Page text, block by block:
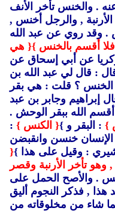
. والخنس تأخر الأنف
, والرجل أخنس ,
. وقد روي عن عبد الله
أقسم بالخنس }{ هي
عن أبي إسحاق عن
: قال لي عبد الله بن
؟ قلت : هي بقر
إبراهيم وجابر بن عبد
الله ببقر الوحش .
} : البقر و }{ الكنس } :
خنسن وانقبضن
: وقيل على هذا }{
تأخر الأرنبة وقصر
. والأصح الحمل على
هذا , فذكر النجوم أليق
شاء من مخلوقاته من